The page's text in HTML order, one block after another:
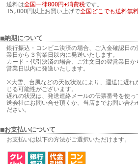
送料は全国一律800円+消費税です。
15,000円以上お買い上げで全国どこでも送料無料
■納期について
銀行振込・コンビニ決済の場合、ご入金確認日の
業日から３営業日以内に発送いたします。
カード・代引決済の場合、ご注文日の翌営業日か
営業日以内に発送いたします。
※大雪、台風などの天候状況により、運送に遅れ
じる可能性がございます。
遅れの状況は、発送連絡メールの伝票番号を使っ
送会社にお問い合せ頂くか、当店までお問い合わ
ださい。
■お支払いについて
お支払いは以下の方法がご選択いただけます。